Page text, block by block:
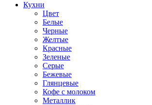
Кухни
Цвет
Белые
Черные
Желтые
Красные
Зеленые
Серые
Бежевые
Глянцевые
Кофе с молоком
Металлик